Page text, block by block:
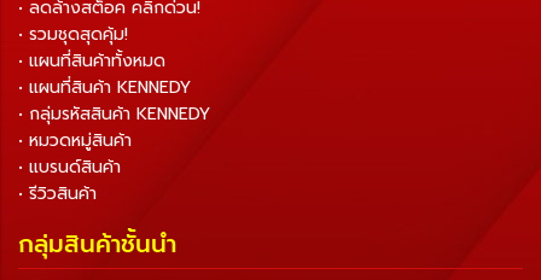
• ลดล้างสต็อค คลิกด่วน!
• รวมชุดสุดคุ้ม!
• แผนที่สินค้าทั้งหมด
• แผนที่สินค้า KENNEDY
• กลุ่มรหัสสินค้า KENNEDY
• หมวดหมู่สินค้า
• แบรนด์สินค้า
• รีวิวสินค้า
กลุ่มสินค้าชั้นนำ